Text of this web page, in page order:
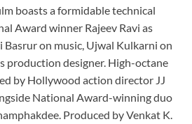
boasts a formidable technical
Award winner Rajeev Ravi as
Basrur on music, Ujwal Kulkarni on
production designer. High-octane
by Hollywood action director JJ
National Award-winning duo
Produced by Venkat K.